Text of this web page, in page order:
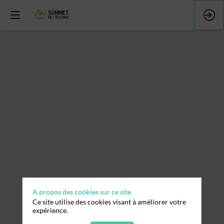
A propos des cookies sur ce site
Ce site utilise des cookies visant à améliorer votre
expérience.